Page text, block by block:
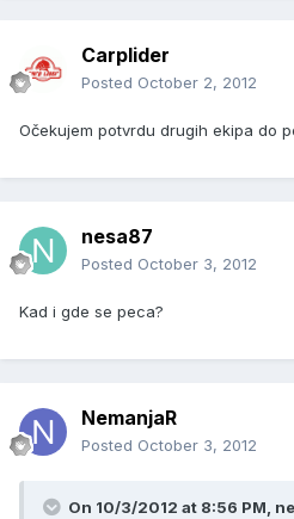
Carplider
Posted October 2, 2012
Očekujem potvrdu drugih ekipa do
nesa87
Posted October 3, 2012
Kad i gde se peca?
NemanjaR
Posted October 3, 2012
On 10/3/2012 at 8:56 PM,